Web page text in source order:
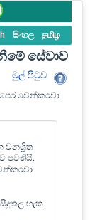
සිංහල தமிழ
සේවාව
මුල් පි‍ටුව
වෙන්කරවා
වනශ්‍රිත
පවතියි.
හැක.